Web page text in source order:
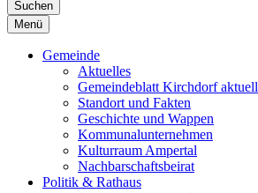
Suchen
Menü
Gemeinde
Aktuelles
Gemeindeblatt Kirchdorf aktuell
Standort und Fakten
Geschichte und Wappen
Kommunalunternehmen
Kulturraum Ampertal
Nachbarschaftsbeirat
Politik & Rathaus